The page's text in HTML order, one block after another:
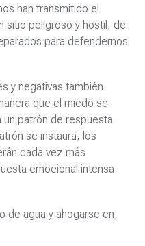
han transmitido el
sitio peligroso y hostil, de
para defendernos
y negativas también
que el miedo se
patrón de respuesta
se instaura, los
cada vez más
emocional intensa
de agua y ahogarse en